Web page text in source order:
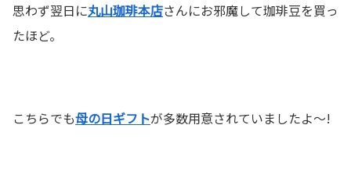
思わず翌日に丸山珈琲本店さんにお邪魔して珈琲豆を買っ
たほど。
こちらでも母の日ギフトが多数用意されていましたよ～!